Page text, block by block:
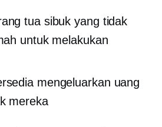
tua sibuk yang tidak
untuk melakukan
mengeluarkan uang
mereka